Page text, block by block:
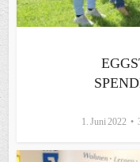
1. Juni 2022